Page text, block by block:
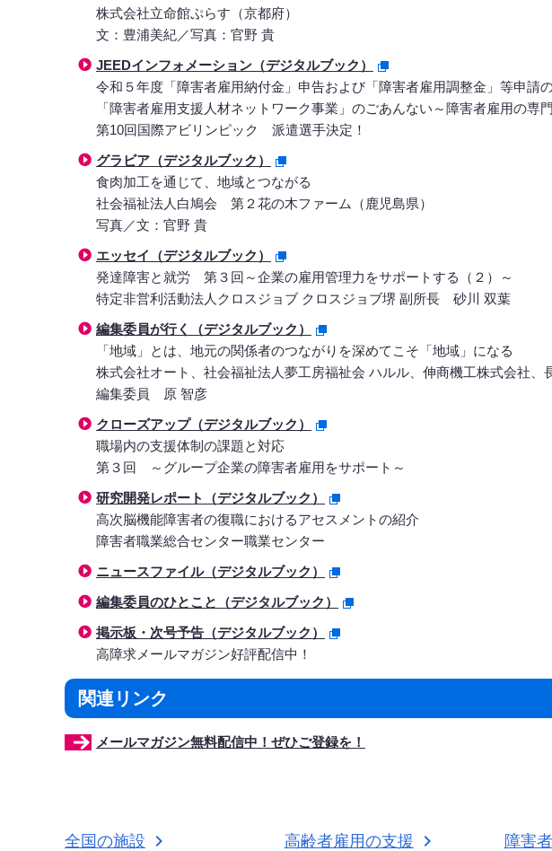
株式会社立命館ぷらす（京都府）
文：豊浦美紀／写真：官野 貴
JEEDインフォメーション（デジタルブック）
令和５年度「障害者雇用納付金」申告および「障害者雇用調整金」等申請
「障害者雇用支援人材ネットワーク事業」のごあんない～障害者雇用の専
第10回国際アビリンピック 派遣選手決定！
グラビア（デジタルブック）
食肉加工を通じて、地域とつながる
社会福祉法人白鳩会 第２花の木ファーム（鹿児島県）
写真／文：官野 貴
エッセイ（デジタルブック）
発達障害と就労 第３回～企業の雇用管理力をサポートする（２）～
特定非営利活動法人クロスジョブ クロスジョブ堺 副所長 砂川 双葉
編集委員が行く（デジタルブック）
「地域」とは、地元の関係者のつながりを深めてこそ「地域」になる
株式会社オート、社会福祉法人夢工房福祉会 ハルル、伸商機工株式会社、
編集委員 原 智彦
クローズアップ（デジタルブック）
職場内の支援体制の課題と対応
第３回 ～グループ企業の障害者雇用をサポート～
研究開発レポート（デジタルブック）
高次脳機能障害者の復職におけるアセスメントの紹介
障害者職業総合センター職業センター
ニュースファイル（デジタルブック）
編集委員のひとこと（デジタルブック）
掲示板・次号予告（デジタルブック）
高障求メールマガジン好評配信中！
関連リンク
メールマガジン無料配信中！ぜひご登録を！
全国の施設 高齢者雇用の支援 障害